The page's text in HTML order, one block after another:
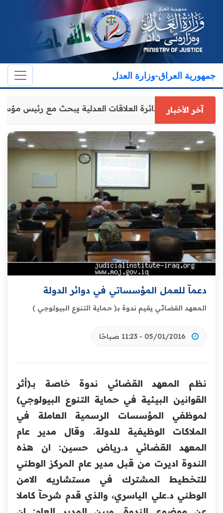
جمهورية العراق-وزارة العدل
آخر الأخبارمدير عام دائرة العلاقات العدلية يبحث مع رئيس
دعمآ للعمل المؤسساتي في دوائر الدولة
المعهد القضائي يقيم ندوة بـ( حماية التنوع البيولوجي )
05/01/2016 - 11:23 صباحًا
نظم المعهد القضائي ندوة خاصة بـــ(أثر
القوانين البيئية في حماية التنوع البيولوجي)
لموظفي المؤسسات الرسمية العاملة في
الملاكات الوظيفية للدولة. وقال مدير عام
المعهد القضائي د.رياض حسين: ان هذه
الندوة اديرت من قبل مدير عام المركز الوطني
للتخطيط المشترك في مستشاريه الامن
الوطني د.علي الياسري، والذي قدم شرحآ كاملا